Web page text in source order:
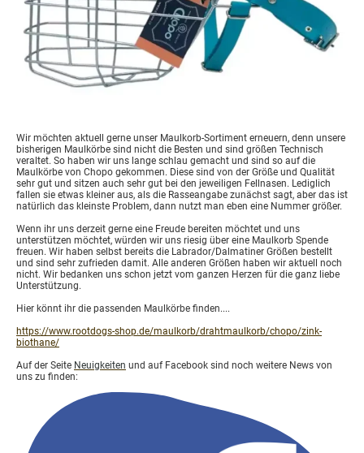
Wir möchten aktuell gerne unser Maulkorb-Sortiment erneuern, denn unsere
bisherigen Maulkörbe sind nicht die Besten und sind größen Technisch
veraltet. So haben wir uns lange schlau gemacht und sind so auf die
Maulkörbe von Chopo gekommen. Diese sind von der Größe und Qualität
sehr gut und sitzen auch sehr gut bei den jeweiligen Fellnasen. Lediglich
fallen sie etwas kleiner aus, als die Rasseangabe zunächst sagt, aber das ist
natürlich das kleinste Problem, dann nutzt man eben eine Nummer größer.
Wenn ihr uns derzeit gerne eine Freude bereiten möchtet und uns
unterstützen möchtet, würden wir uns riesig über eine Maulkorb Spende
freuen. Wir haben selbst bereits die Labrador/Dalmatiner Größen bestellt
und sind sehr zufrieden damit. Alle anderen Größen haben wir aktuell noch
nicht. Wir bedanken uns schon jetzt vom ganzen Herzen für die ganz liebe
Unterstützung.
Hier könnt ihr die passenden Maulkörbe finden....
https://www.rootdogs-shop.de/maulkorb/drahtmaulkorb/chopo/zink-
biothane/
Auf der Seite Neuigkeiten und auf Facebook sind noch weitere News von
uns zu finden: